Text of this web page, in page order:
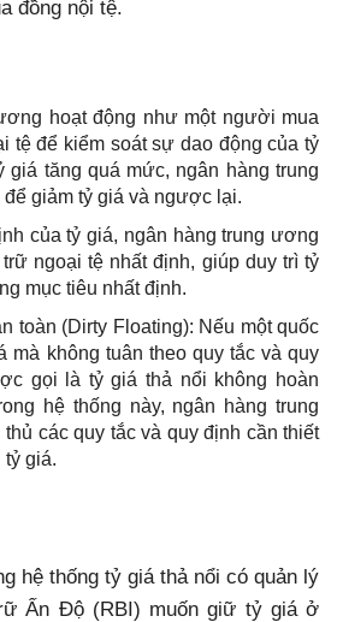
đồng nội tệ.
hoạt động như một người mua
tệ để kiểm soát sự dao động của tỷ
giá tăng quá mức, ngân hàng trung
giảm tỷ giá và ngược lại.
của tỷ giá, ngân hàng trung ương
ngoại tệ nhất định, giúp duy trì tỷ
mục tiêu nhất định.
toàn (Dirty Floating): Nếu một quốc
mà không tuân theo quy tắc và quy
gọi là tỷ giá thả nổi không hoàn
hệ thống này, ngân hàng trung
các quy tắc và quy định cần thiết
giá.
hệ thống tỷ giá thả nổi có quản lý
Ấn Độ (RBI) muốn giữ tỷ giá ở